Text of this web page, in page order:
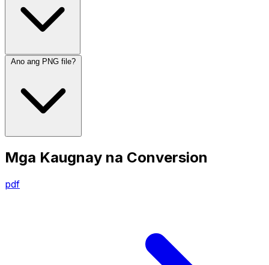
Ano ang PNG file?
Mga Kaugnay na Conversion
pdf